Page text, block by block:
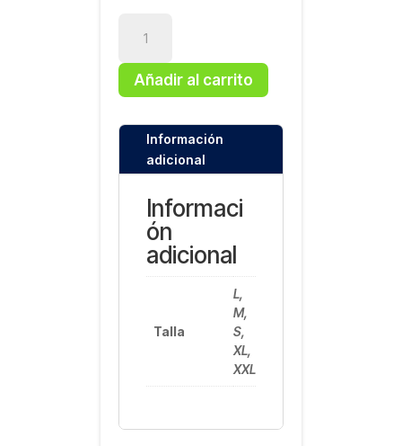
Secundaria
Camiseta
Larga
Añadir al carrito
Información
adicional
Informaci
ón
adicional
Talla
L,
M,
S,
XL,
XXL